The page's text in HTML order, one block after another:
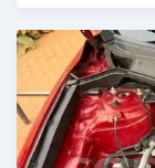
Publié il y a 5 mois